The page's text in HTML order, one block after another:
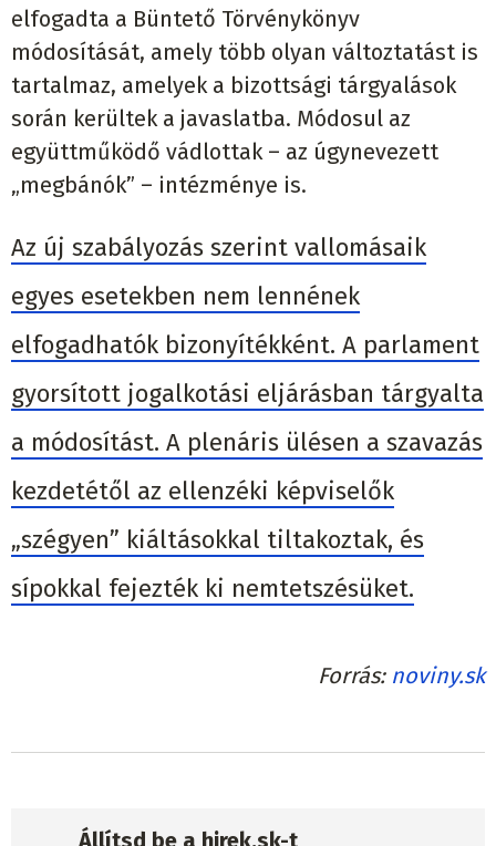
elfogadta a Büntető Törvénykönyv
módosítását, amely több olyan változtatást is
tartalmaz, amelyek a bizottsági tárgyalások
során kerültek a javaslatba. Módosul az
együttműködő vádlottak – az úgynevezett
„megbánók” – intézménye is.
Az új szabályozás szerint vallomásaik
egyes esetekben nem lennének
elfogadhatók bizonyítékként. A parlament
gyorsított jogalkotási eljárásban tárgyalta
a módosítást. A plenáris ülésen a szavazás
kezdetétől az ellenzéki képviselők
„szégyen” kiáltásokkal tiltakoztak, és
sípokkal fejezték ki nemtetszésüket.
Forrás noviny.sk
Állítsd be a hirek.sk-t